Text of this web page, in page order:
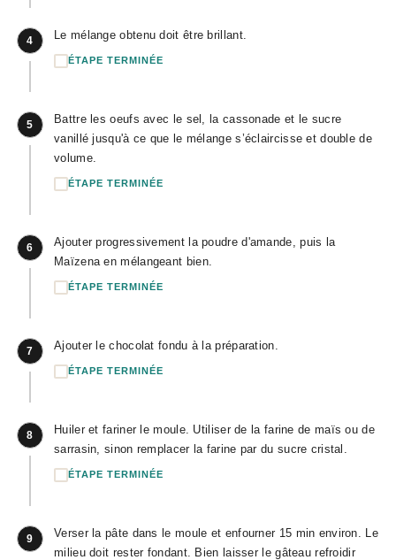
4 Le mélange obtenu doit être brillant.
ÉTAPE TERMINÉE
5
Battre les oeufs avec le sel, la cassonade et le sucre
vanillé jusqu'à ce que le mélange s’éclaircisse et double de
volume.
ÉTAPE TERMINÉE
6
Ajouter progressivement la poudre d'amande, puis la
Maïzena en mélangeant bien.
ÉTAPE TERMINÉE
7 Ajouter le chocolat fondu à la préparation.
ÉTAPE TERMINÉE
8
Huiler et fariner le moule. Utiliser de la farine de maïs ou de
sarrasin, sinon remplacer la farine par du sucre cristal.
ÉTAPE TERMINÉE
9
Verser la pâte dans le moule et enfourner 15 min environ. Le
milieu doit rester fondant. Bien laisser le gâteau refroidir